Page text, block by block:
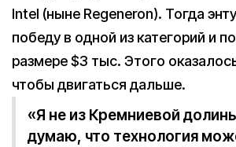
Intel (ныне Regeneron). Тогда
победу в одной из категорий и
размере $3 тыс. Этого
чтобы двигаться дальше.
«Я не из Кремниевой
думаю, что технология